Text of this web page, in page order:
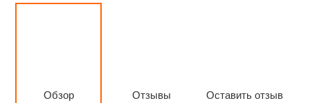
Обзор Отзывы Оставить отзыв